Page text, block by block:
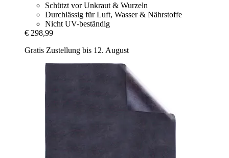
Schützt vor Unkraut & Wurzeln
Durchlässig für Luft, Wasser & Nährstoffe
Nicht UV-beständig
€ 298,99
Gratis Zustellung bis 12. August